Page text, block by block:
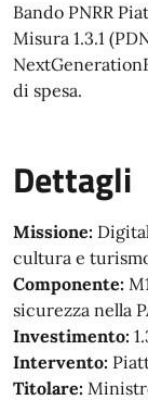
Bando PNRR
Misura 1.3.1
di spesa.
Dettagli
Missione:
cultura e
Componente:
sicurezza nella
Investimento:
Intervento:
Titolare: